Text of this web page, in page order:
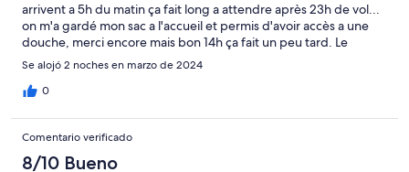
arrivent a 5h du matin ça fait long a attendre après 23h de vol...
on m'a gardé mon sac a l'accueil et permis d'avoir accès a une
douche, merci encore mais bon 14h ça fait un peu tard. Le
personnel est super sympa le petit déjeuner très correct, je suis
content de mon séjour.
Se alojó 2 noches en marzo de 2024
0
Comentario verificado
8/10 Bueno